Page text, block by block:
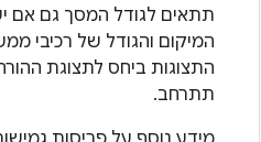
תתאים לגודל המסך גם אם
המיקום והגודל של רכיבי
התצוגות ביחס לתצוגת
תתרחב.